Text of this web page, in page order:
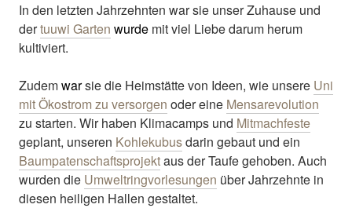
In den letzten Jahrzehnten war sie unser Zuhause und
dertuuwi Garten wurde mit viel Liebe darum herum
kultiviert.
Zudemwarsie die Heimstätte von Ideen, wie unsere Uni
mit Ökostrom zu versorgen oder eine Mensarevolution
zu starten. Wir haben Klimacamps und Mitmachfeste
geplant, unseren Kohlekubusdarin gebaut und ein
Baumpatenschaftsprojektaus der Taufe gehoben. Auch
wurden die Umweltringvorlesungen über Jahrzehnte in
diesen heiligen Hallen gestaltet.